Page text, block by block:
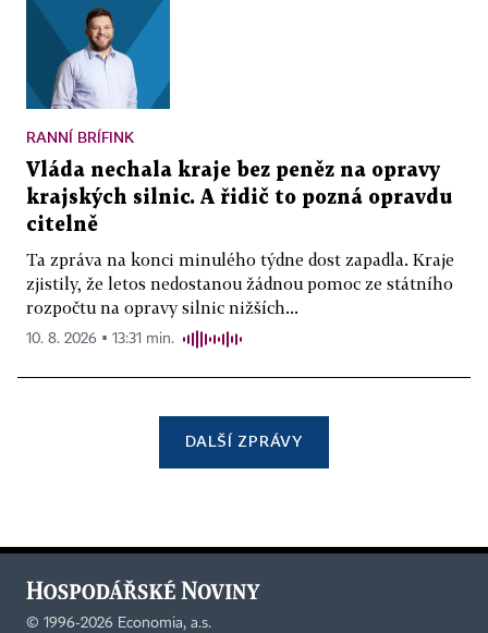
RANNÍ BRÍFINK
Vláda nechala kraje bez peněz na opravy
krajských silnic. A řidič to pozná opravdu
citelně
Ta zpráva na konci minulého týdne dost zapadla. Kraje
zjistily, že letos nedostanou žádnou pomoc ze státního
rozpočtu na opravy silnic nižších...
10. 8. 2026 ▪ 13:31 min.
DALŠÍ ZPRÁVY
© 1996-2026 Economia, a.s.